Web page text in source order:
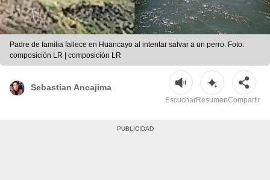
Padre de familia fallece en Huancayo al intentar salvar a un perro. Foto:
composición LR | composición LR
Sebastian Ancajima
EscucharResumenCompartir